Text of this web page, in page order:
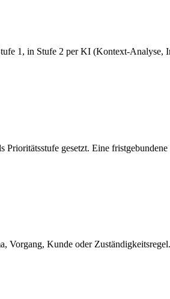
1, in Stufe 2 per KI (Kontext-Analyse,
gesetzt. Eine
Vorgang, Kunde oder